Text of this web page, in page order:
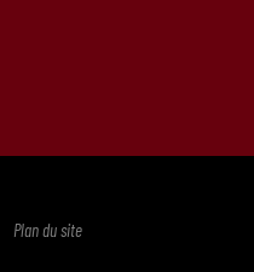
Plan du site